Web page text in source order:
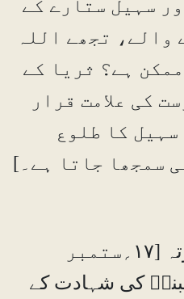
سہیل ستارے کے
والے، تجھے اللہ
ہے؟ ثریا کے
کی علامت قرار
کا طلوع
سمجھا جاتا ہے۔]
کیمپ ڈیوڈ کا سمجھوتہ [۱۷؍ستمبر
البناؒ کی شہادت کے